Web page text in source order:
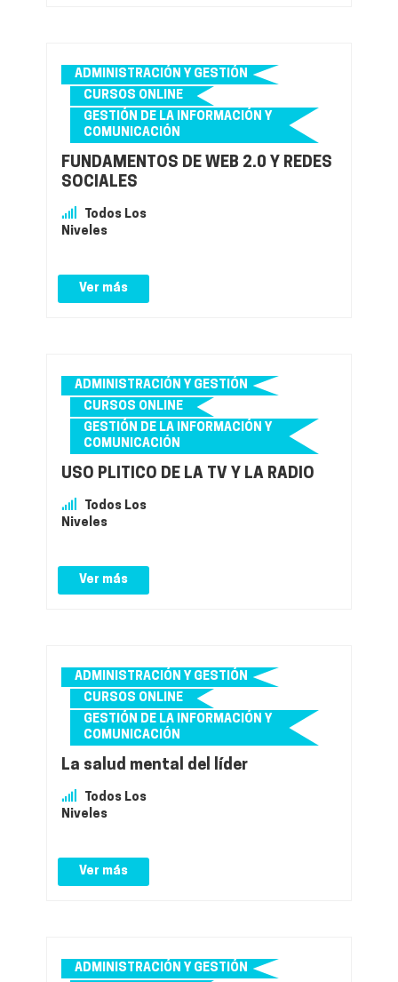
ADMINISTRACIÓN Y GESTIÓN
CURSOS ONLINE
GESTIÓN DE LA INFORMACIÓN Y
COMUNICACIÓN
FUNDAMENTOS DE WEB 2.0 Y REDES
SOCIALES
Todos Los
Niveles
Ver más
ADMINISTRACIÓN Y GESTIÓN
CURSOS ONLINE
GESTIÓN DE LA INFORMACIÓN Y
COMUNICACIÓN
USO PLÍTICO DE LA TV Y LA RADIO
Todos Los
Niveles
Ver más
ADMINISTRACIÓN Y GESTIÓN
CURSOS ONLINE
GESTIÓN DE LA INFORMACIÓN Y
COMUNICACIÓN
La salud mental del líder
Todos Los
Niveles
Ver más
ADMINISTRACIÓN Y GESTIÓN